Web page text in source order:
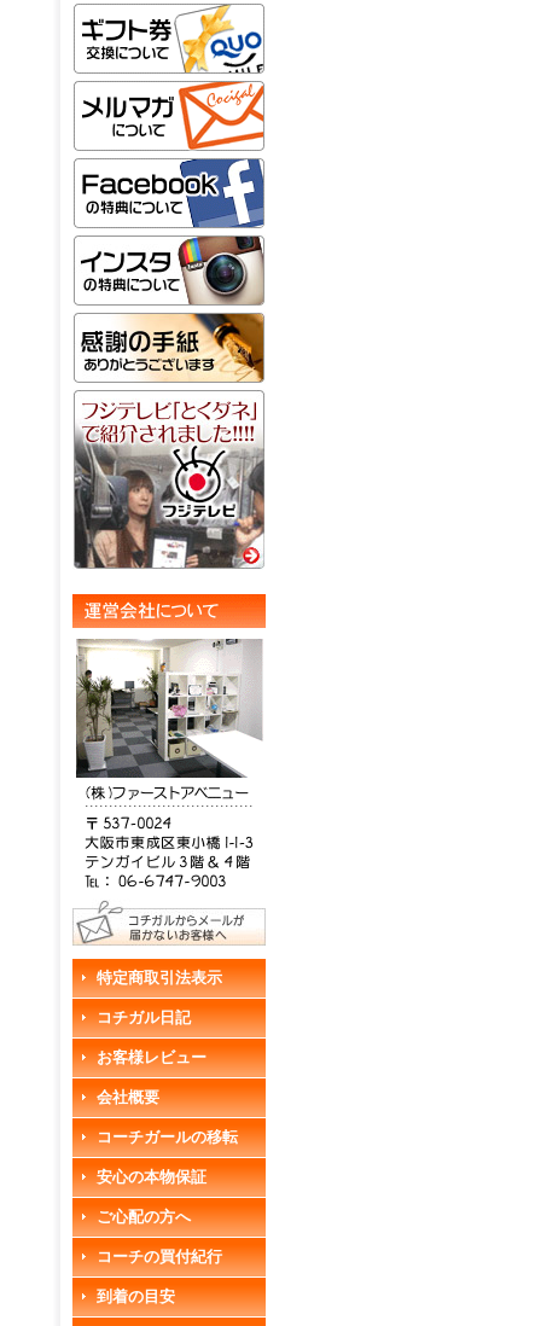
特定商取引法表示
コチガル日記
お客様レビュー
会社概要
コーチガールの移転
安心の本物保証
ご心配の方へ
コーチの買付紀行
到着の目安